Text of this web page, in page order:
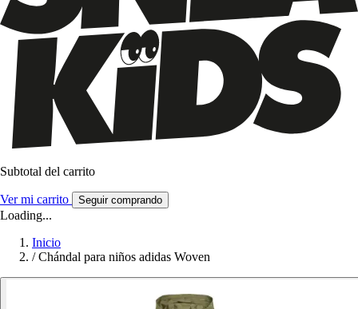
Subtotal del carrito
Ver mi carrito Seguir comprando
Loading...
Inicio
/ Chándal para niños adidas Woven